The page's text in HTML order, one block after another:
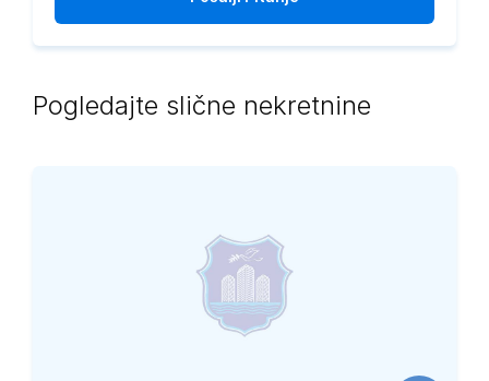
Pogledajte slične nekretnine